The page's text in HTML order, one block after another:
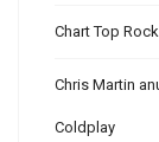
Chart Top Rock
Chris Martin
Coldplay